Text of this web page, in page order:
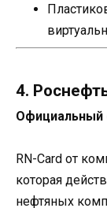
4.
Официальный
RN-Card от
которая
нефтяных